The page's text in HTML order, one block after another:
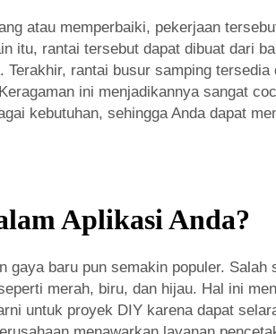
atau memperbaiki, pekerjaan
itu, rantai tersebut dapat dibuat dari
rantai busur samping
ini menjadikannya sangat
kebutuhan, sehingga Anda dapat
Aplikasi Anda?
baru pun semakin populer.
merah, biru, dan hijau. Hal ini
untuk proyek DIY karena dapat